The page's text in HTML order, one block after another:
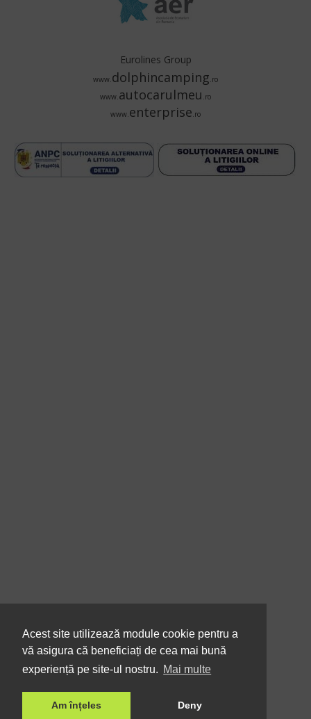
Acest site utilizează module cookie pentru a
vă asigura că beneficiați de cea mai bună
experiență pe site-ul nostru. Mai multe
Am înțeles Deny
Eurolines Group
www.dolphincamping.ro
www.autocarulmeu .ro
www.enterprise.ro